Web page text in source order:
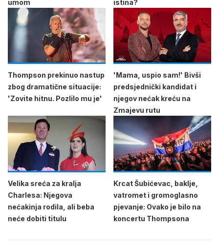
umom
istina?
Thompson prekinuo nastup
zbog dramatične situacije:
'Zovite hitnu. Pozlilo mu je'
'Mama, uspio sam!' Bivši
predsjednički kandidat i
njegov nećak kreću na
Zmajevu rutu
Velika sreća za kralja
Charlesa: Njegova
nećakinja rodila, ali beba
neće dobiti titulu
Krcat Šubićevac, baklje,
vatromet i gromoglasno
pjevanje: Ovako je bilo na
koncertu Thompsona